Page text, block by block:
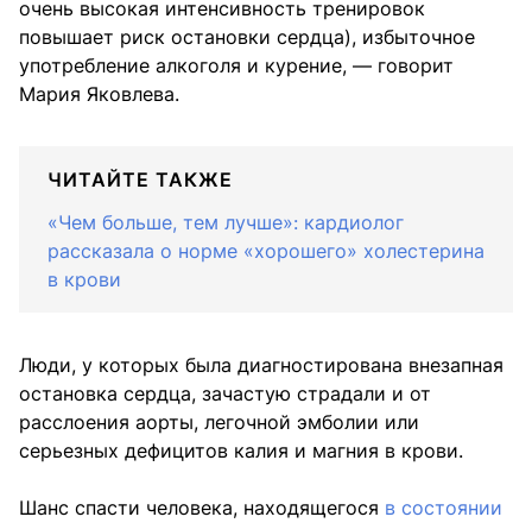
очень высокая интенсивность тренировок
повышает риск остановки сердца), избыточное
употребление алкоголя и курение, — говорит
Мария Яковлева.
ЧИТАЙТЕ ТАКЖЕ
«Чем больше, тем лучше»: кардиолог
рассказала о норме «хорошего» холестерина
в крови
Люди, у которых была диагностирована внезапная
остановка сердца, зачастую страдали и от
расслоения аорты, легочной эмболии или
серьезных дефицитов калия и магния в крови.
Шанс спасти человека, находящегося в состоянии